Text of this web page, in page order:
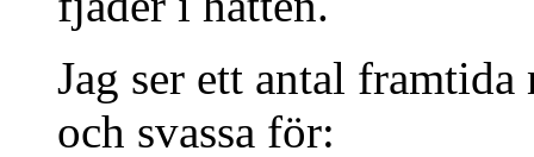
Jag ser ett antal
och svassa för: